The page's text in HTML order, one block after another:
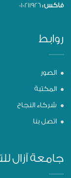
فاكس :
روابط
الصور
المكتبة
شركاء النجاح
اتصل بنا
جامعة آزال